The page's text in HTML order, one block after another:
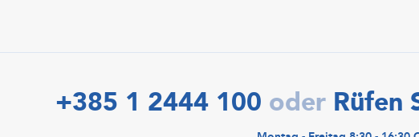
+385 1 2444 100 oder Rüfen